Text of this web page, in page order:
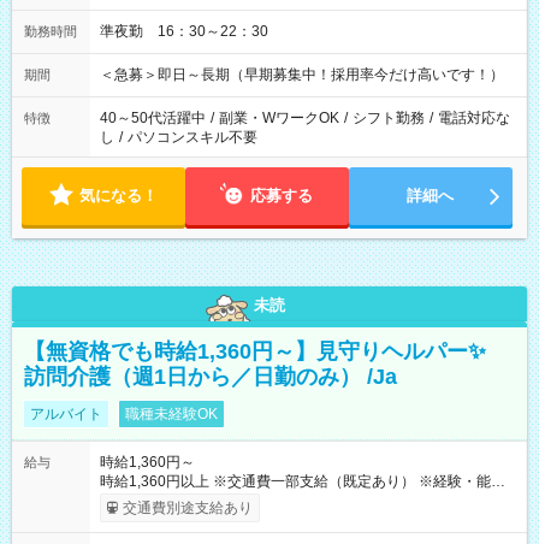
勤務時間 準夜勤 16：30～22：30
期間 ＜急募＞即日～長期（早期募集中！採用率今だけ高いです！）
特徴 40～50代活躍中 / 副業・WワークOK / シフト勤務 / 電話対応な
し / パソコンスキル不要
気になる！ 応募する 詳細へ
未読
【無資格でも時給1,360円～】見守りヘルパー✨
訪問介護（週1日から／日勤のみ） /Ja
アルバイト 職種未経験OK
給与
時給1,360円～
時給1,360円以上 ※交通費一部支給（既定あり） ※経験・能力を
考慮して決定します 【収入例】 週1回勤務の場合：1,360円×8時
間×4回=4万3,520円 週3回勤務の場合：1,360円×8時間×12回
交通費別途支給あり